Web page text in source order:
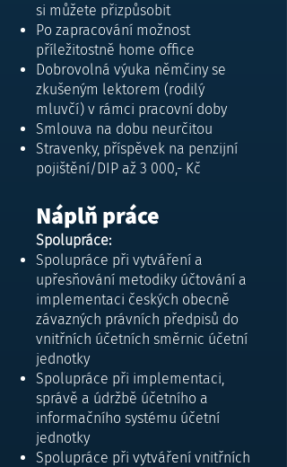
si můžete přizpůsobit
Po zapracování možnost
příležitostně home office
Dobrovolná výuka němčiny se
zkušeným lektorem (rodilý
mluvčí) v rámci pracovní doby
Smlouva na dobu neurčitou
Stravenky, příspěvek na penzijní
pojištění/DIP až 3 000,- Kč
Náplň práce
Spolupráce:
Spolupráce při vytváření a
upřesňování metodiky účtování a
implementaci českých obecně
závazných právních předpisů do
vnitřních účetních směrnic účetní
jednotky
Spolupráce při implementaci,
správě a údržbě účetního a
informačního systému účetní
jednotky
Spolupráce při vytváření vnitřních